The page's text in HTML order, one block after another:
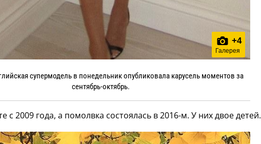
+4
Галерея
супермодель в понедельник опубликовала карусель моментов за
сентябрь-октябрь.
с 2009 года, а помолвка состоялась в 2016-м. У них двое детей.